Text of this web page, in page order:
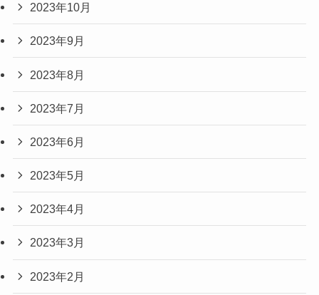
2023年10月
2023年9月
2023年8月
2023年7月
2023年6月
2023年5月
2023年4月
2023年3月
2023年2月